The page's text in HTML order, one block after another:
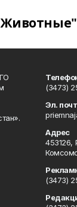
(3473)
Эл.
Адрес
453126,
(3473)